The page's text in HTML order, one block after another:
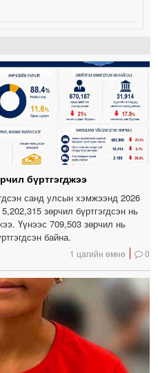
бүртгэгджээ
санд улсын хэмжээнд 2026
зөрчил бүртгэгдсэн нь
Үүнээс 709,503 зөрчил нь
байна.
1 цагийн өмнө 0